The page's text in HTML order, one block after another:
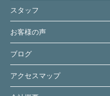
スタッフ
お客様の声
ブログ
アクセスマップ